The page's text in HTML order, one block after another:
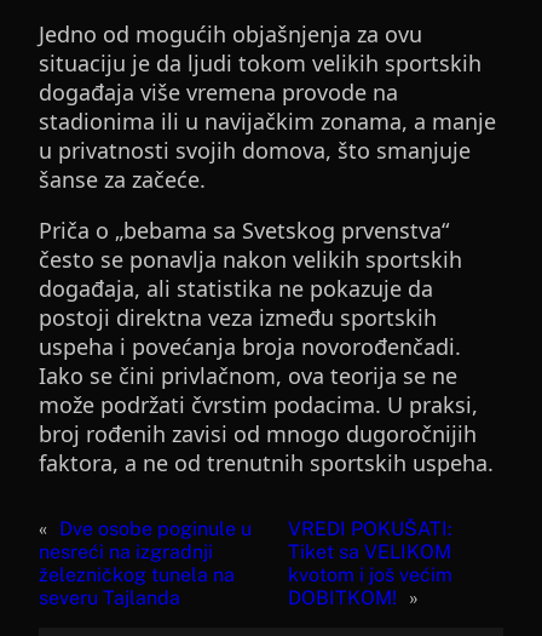
Jedno od mogućih objašnjenja za ovu
situaciju je da ljudi tokom velikih sportskih
događaja više vremena provode na
stadionima ili u navijačkim zonama, a manje
u privatnosti svojih domova, što smanjuje
šanse za začeće.
Priča o „bebama sa Svetskog prvenstva“
često se ponavlja nakon velikih sportskih
događaja, ali statistika ne pokazuje da
postoji direktna veza između sportskih
uspeha i povećanja broja novorođenčadi.
Iako se čini privlačnom, ova teorija se ne
može podržati čvrstim podacima. U praksi,
broj rođenih zavisi od mnogo dugoročnijih
faktora, a ne od trenutnih sportskih uspeha.
« Dve osobe poginule u
nesreći na izgradnji
železničkog tunela na
severu Tajlanda
VREDI POKUŠATI:
Tiket sa VELIKOM
kvotom i još većim
DOBITKOM!
»